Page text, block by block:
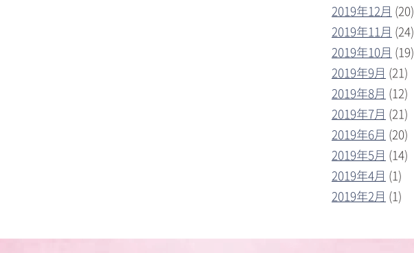
2019年12月 (20)
2019年11月 (24)
2019年10月 (19)
2019年9月 (21)
2019年8月 (12)
2019年7月 (21)
2019年6月 (20)
2019年5月 (14)
2019年4月 (1)
2019年2月 (1)